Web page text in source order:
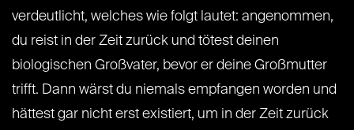
verdeutlicht, welches wie folgt lautet: angenommen,
du reist in der Zeit zurück und tötest deinen
biologischen Großvater, bevor er deine Großmutter
trifft. Dann wärst du niemals empfangen worden und
hättest gar nicht erst existiert, um in der Zeit zurück